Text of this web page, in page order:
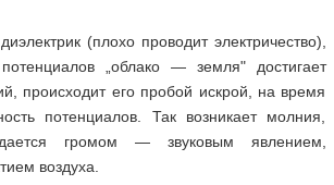
(плохо проводит электричество),
„облако — земля" достигает
происходит его пробой искрой, на время
потенциалов. Так возникает молния,
громом — звуковым явлением,
воздуха.